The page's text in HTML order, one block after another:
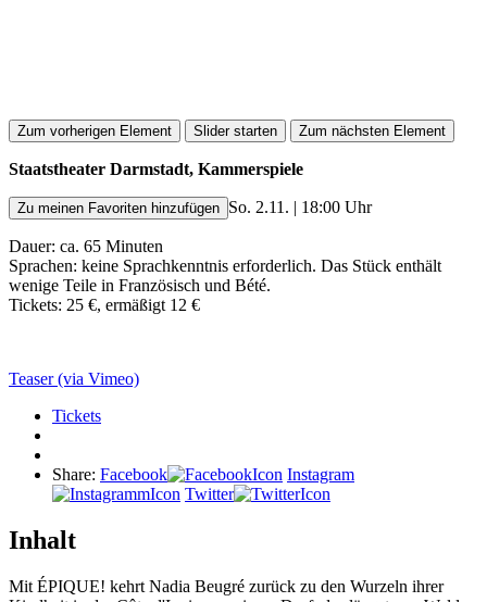
Zum vorherigen Element Slider starten Zum nächsten Element
Staatstheater Darmstadt, Kammerspiele
Zu meinen Favoriten hinzufügen So. 2.11. | 18:00 Uhr
Dauer: ca. 65 Minuten
Sprachen: keine Sprachkenntnis erforderlich. Das Stück enthält
wenige Teile in Französisch und Bété.
Tickets: 25 €, ermäßigt 12 €
Teaser (via Vimeo)
Tickets
Share: Facebook
Instagram
Twitter
Inhalt
Mit ÉPIQUE! kehrt Nadia Beugré zurück zu den Wurzeln ihrer